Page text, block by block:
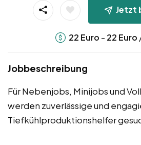
Jetzt
22 Euro - 22 Euro
Jobbeschreibung
Für Nebenjobs, Minijobs und
werden zuverlässige und
Tiefkühlproduktionshelfer